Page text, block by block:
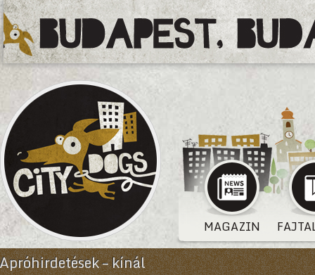
MAGAZIN
Apróhirdetések – kínál